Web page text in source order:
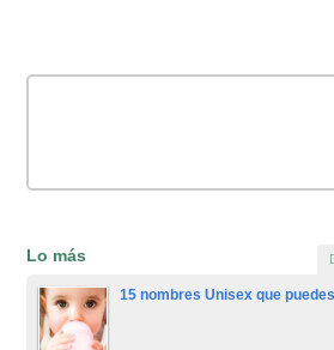
Lo más
15 nombres Unisex que